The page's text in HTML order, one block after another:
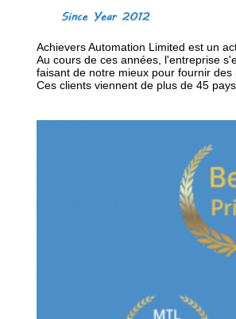
Achievers Automation Limited est un
Au cours de ces années, l'entreprise
faisant de notre mieux pour fournir
Ces clients viennent de plus de 45